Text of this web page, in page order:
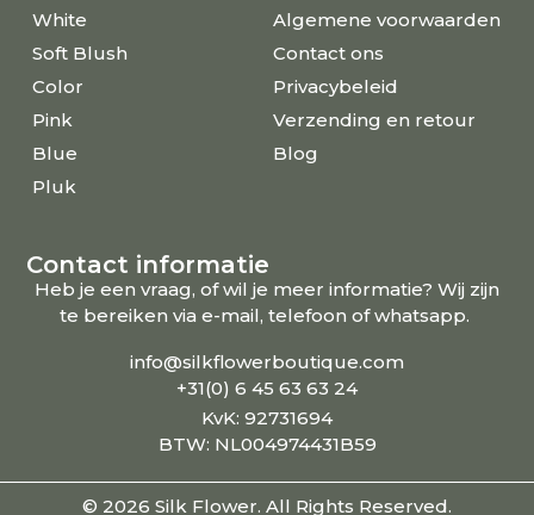
White
Soft Blush
Color
Pink
Blue
Pluk
Algemene voorwaarden
Contact ons
Privacybeleid
Verzending en retour
Blog
Contact informatie
Heb je een vraag, of wil je meer informatie? Wij zijn
te bereiken via e-mail, telefoon of whatsapp.
info@silkflowerboutique.com
+31(0) 6 45 63 63 24
KvK: 92731694
BTW: NL004974431B59
© 2026 Silk Flower. All Rights Reserved.